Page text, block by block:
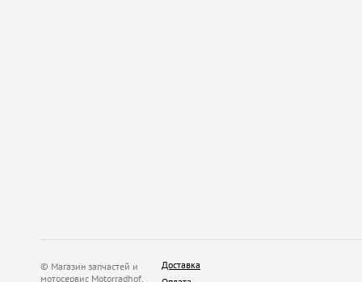
© Магазин запчастей и
мотосервис Motorradhof.
Доставка